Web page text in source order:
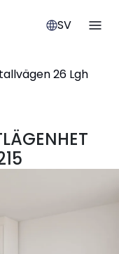
SV
26 Lgh